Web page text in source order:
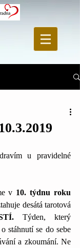
u pravidelné
v 10. týdnu roku
desátá tarotová
Týden, který
stáhnutí se do sebe
a zkoumání. Ne